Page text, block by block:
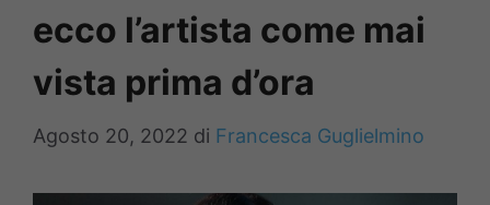
ecco l’artista come mai
vista prima d’ora
Agosto 20, 2022 di Francesca Guglielmino